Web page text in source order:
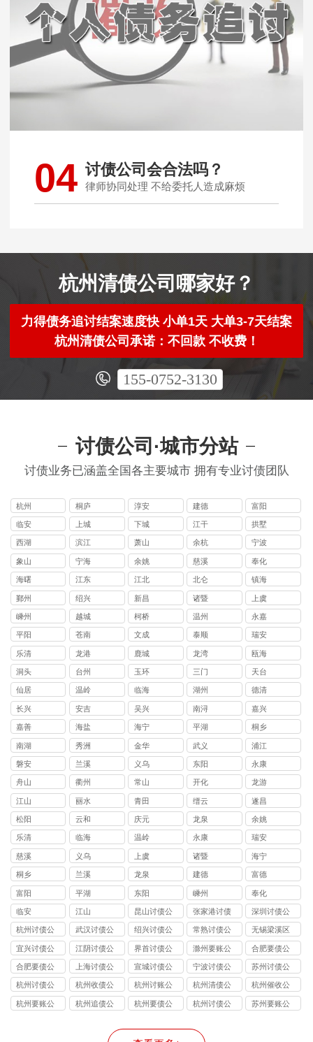
04 讨债公司会合法吗？
律师协同处理 不给委托人造成麻烦
杭州清债公司哪家好？
力得债务追讨结案速度快 小单1天 大单3-7天结案
杭州清债公司承诺：不回款 不收费！
155-0752-3130
讨债公司·城市分站
讨债业务已涵盖全国各主要城市 拥有专业讨债团队
杭州 桐庐 淳安 建德 富阳
临安 上城 下城 江干 拱墅
西湖 滨江 萧山 余杭 宁波
象山 宁海 余姚 慈溪 奉化
海曙 江东 江北 北仑 镇海
鄞州 绍兴 新昌 诸暨 上虞
嵊州 越城 柯桥 温州 永嘉
平阳 苍南 文成 泰顺 瑞安
乐清 龙港 鹿城 龙湾 瓯海
洞头 台州 玉环 三门 天台
仙居 温岭 临海 湖州 德清
长兴 安吉 吴兴 南浔 嘉兴
嘉善 海盐 海宁 平湖 桐乡
南湖 秀洲 金华 武义 浦江
磐安 兰溪 义乌 东阳 永康
舟山 衢州 常山 开化 龙游
江山 丽水 青田 缙云 遂昌
松阳 云和 庆元 龙泉 余姚
乐清 临海 温岭 永康 瑞安
慈溪 义乌 上虞 诸暨 海宁
桐乡 兰溪 龙泉 建德 富德
富阳 平湖 东阳 嵊州 奉化
临安 江山
昆山讨债公
司
张家港讨债
公司
深圳讨债公
司
杭州讨债公
司
武汉讨债公
司
绍兴讨债公
司
常熟讨债公
司
无锡梁溪区
讨债公司
宜兴讨债公
司
江阴讨债公
司
界首讨债公
司
滁州要账公
司
合肥要债公
司
合肥要债公
司
上海讨债公
司
宣城讨债公
司
宁波讨债公
司
苏州讨债公
司
杭州讨债公
司
杭州收债公
司
杭州讨账公
司
杭州清债公
司
杭州催收公
司
杭州要账公
杭州追债公
杭州要债公
杭州讨债公
苏州要账公